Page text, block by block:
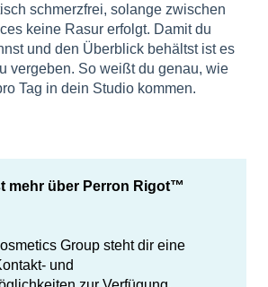
schmerzfrei, solange zwischen
keine Rasur erfolgt. Damit du
und den Überblick behältst ist es
vergeben. So weißt du genau, wie
Tag in dein Studio kommen.
mehr über Perron Rigot™
Group steht dir eine
und